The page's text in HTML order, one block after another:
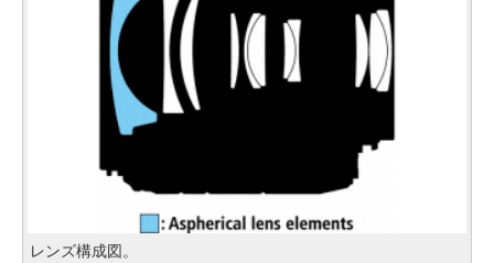
レンズ構成図。